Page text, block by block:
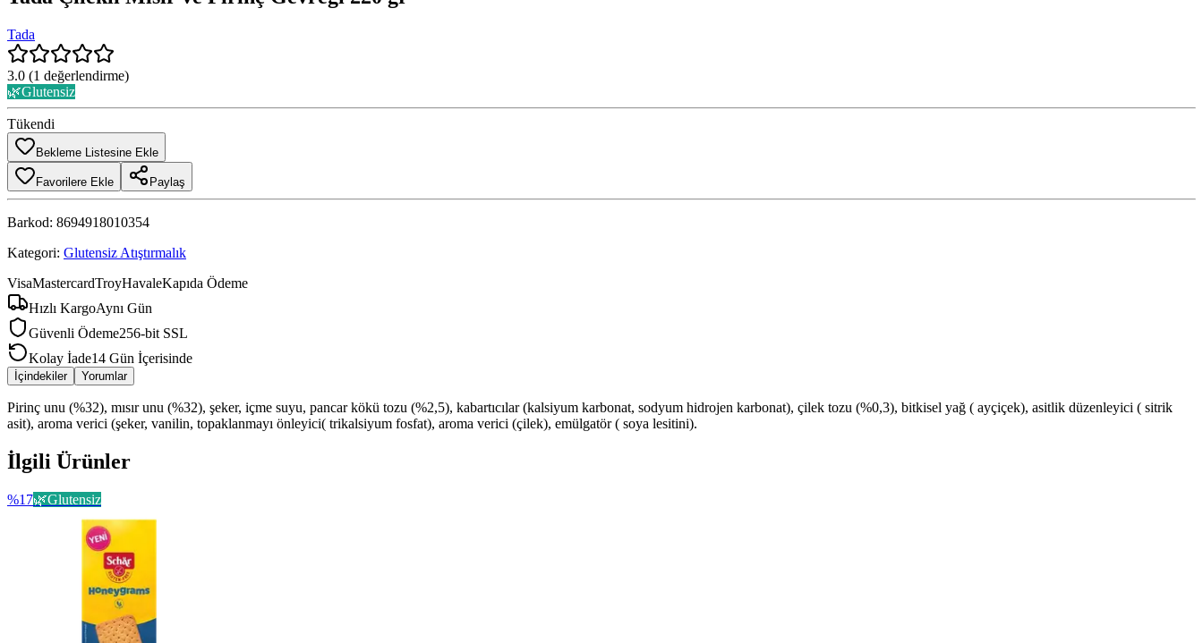
Tada
3.0 (1 değerlendirme)
🌿Glutensiz
Tükendi
Bekleme Listesine Ekle
Favorilere Ekle Paylaş
Barkod: 8694918010354
Kategori: Glutensiz Atıştırmalık
VisaMastercardTroyHavaleKapıda Ödeme
Hızlı KargoAynı Gün
Güvenli Ödeme256-bit SSL
Kolay İade14 Gün İçerisinde
İçindekiler Yorumlar
Pirinç unu (%32), mısır unu (%32), şeker, içme suyu, pancar kökü tozu (%2,5), kabartıcılar (kalsiyum karbonat, sodyum hidrojen karbonat), çilek tozu (%0,3), bitkisel yağ ( ayçiçek), asitlik düzenleyici ( sitrik
asit), aroma verici (şeker, vanilin, topaklanmayı önleyici( trikalsiyum fosfat), aroma verici (çilek), emülgatör ( soya lesitini).
İlgili Ürünler
%17🌿Glutensiz